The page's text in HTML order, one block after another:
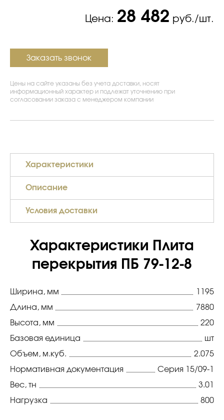
Цена: 28 482 руб./шт.
Заказать звонок
Цены на сайте указаны без учета доставки, носят
информационный характер и подлежат уточнению при
согласовании заказа с менеджером компании
Характеристики
Описание
Условия доставки
Характеристики Плита
перекрытия ПБ 79-12-8
Ширина, мм
1195
Длина, мм
7880
Высота, мм
220
Базовая единица
шт
Объем, м.куб.
2.075
Нормативная документация
Серия 15/09-1
Вес, тн
3.01
Нагрузка
800